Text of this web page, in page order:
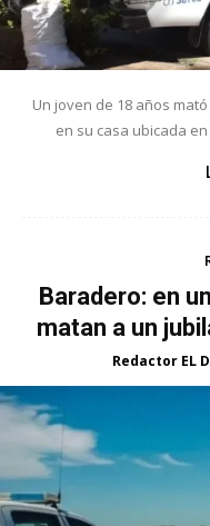
Un joven de 18 años
en su casa ubicada
Baradero: en
matan a un
Redactor EL